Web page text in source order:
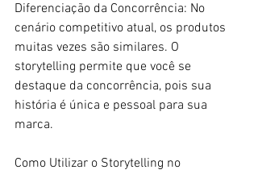
Diferenciação da Concorrência: No
cenário competitivo atual, os produtos
muitas vezes são similares. O
storytelling permite que você se
destaque da concorrência, pois sua
história é única e pessoal para sua
marca.
Como Utilizar o Storytelling no